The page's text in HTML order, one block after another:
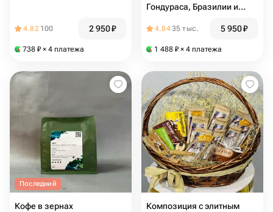
4.82 100 2 950₽
738 ₽ × 4 платежа
Гондураса, Бразилии и
4.8435 тыс. 5 950₽
1 488 ₽ × 4 платежа
Последний
Кофе в зернах
Композиция с элитным